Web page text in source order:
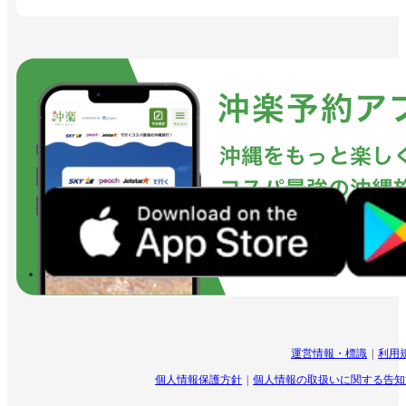
運営情報・標識 利用
個人情報保護方針 個人情報の取扱いに関する告